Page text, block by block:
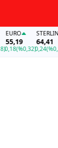
EURO
55,19
(%0,32)
STERLIN
64,41
0,24